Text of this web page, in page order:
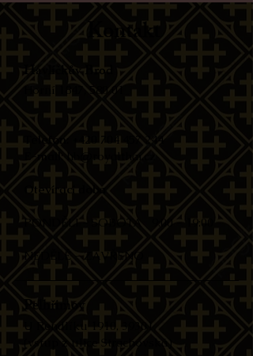
Kontakt
Havlíčkův Brod
Horní 1847, 580 01​
Telefon :
+420 704 457 244
E-mail : hb@royalthai.cz
Otevírací doba
PONDĚLÍ - SOBOTA ​9:00 - 19:00​​
NEDĚLĚ - ZAVŘENO​
Pelhřimov
U Rendlíku 1910, 39301
(vstup z ulice Strachovská)​